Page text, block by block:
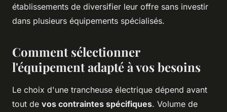
établissements de diversifier leur offre sans investir
dans plusieurs équipements spécialisés.
Comment sélectionner
l'équipement adapté à vos besoins
Le choix d'une trancheuse électrique dépend avant
tout de vos contraintes spécifiques. Volume de